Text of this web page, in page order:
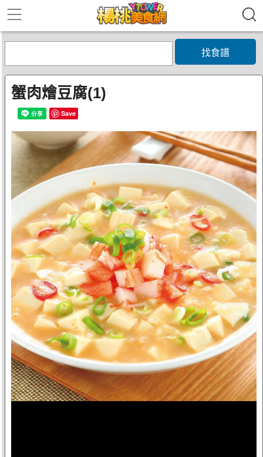
找食譜
蟹肉燴豆腐(1)
Save